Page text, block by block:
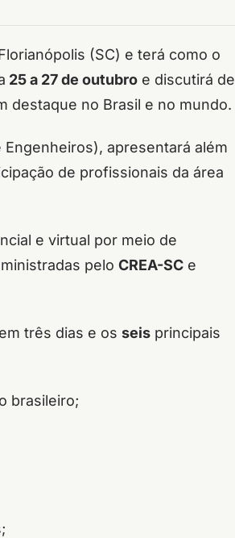
(SC) e terá como o
25 a 27 de outubro e discutirá de
destaque no Brasil e no mundo.
apresentará além
de profissionais da área
e virtual por meio de
pelo CREA-SC e
três dias e os seis principais
brasileiro;